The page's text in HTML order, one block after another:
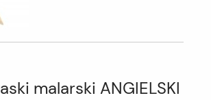
malarski ANGIELSKI